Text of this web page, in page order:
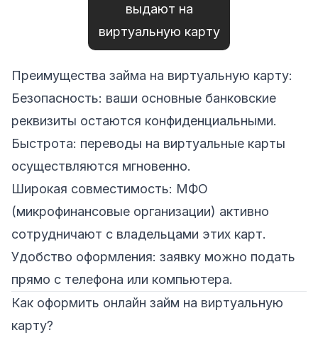
выдают на
виртуальную карту
Преимущества займа на виртуальную карту:
Безопасность: ваши основные банковские
реквизиты остаются конфиденциальными.
Быстрота: переводы на виртуальные карты
осуществляются мгновенно.
Широкая совместимость: МФО
(микрофинансовые организации) активно
сотрудничают с владельцами этих карт.
Удобство оформления: заявку можно подать
прямо с телефона или компьютера.
Как оформить онлайн займ на виртуальную
карту?